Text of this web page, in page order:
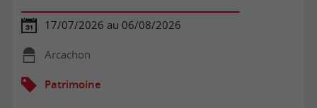
17/07/2026 au 06/08/2026
Arcachon
Patrimoine